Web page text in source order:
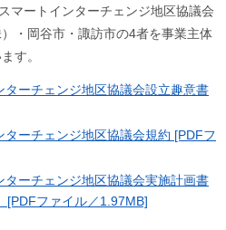
マートインターチェンジ地区協議会
・岡谷市・諏訪市の4者を事業主体
す。
ターチェンジ地区協議会設立趣意書
ターチェンジ地区協議会規約 [PDFフ
ターチェンジ地区協議会実施計画書
[PDFファイル／1.97MB]